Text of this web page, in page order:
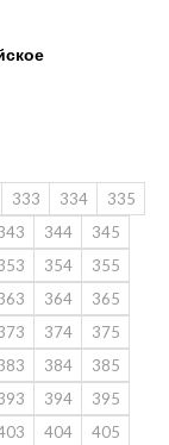
333 334
335
344
345
354
355
364
365
374
375
384
385
394
395
404
405